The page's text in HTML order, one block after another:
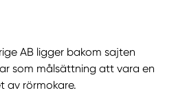
AB ligger bakom sajten
som målsättning att vara en
av rörmokare.